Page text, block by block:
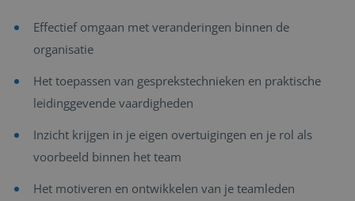
Effectief omgaan met veranderingen binnen de
organisatie
Het toepassen van gesprekstechnieken en praktische
leidinggevende vaardigheden
Inzicht krijgen in je eigen overtuigingen en je rol als
voorbeeld binnen het team
Het motiveren en ontwikkelen van je teamleden